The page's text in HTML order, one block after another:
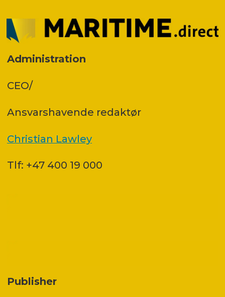
Administration
CEO/
Ansvars­havende redaktør
Christian Lawley
Tlf: +47 400 19 000
Publisher